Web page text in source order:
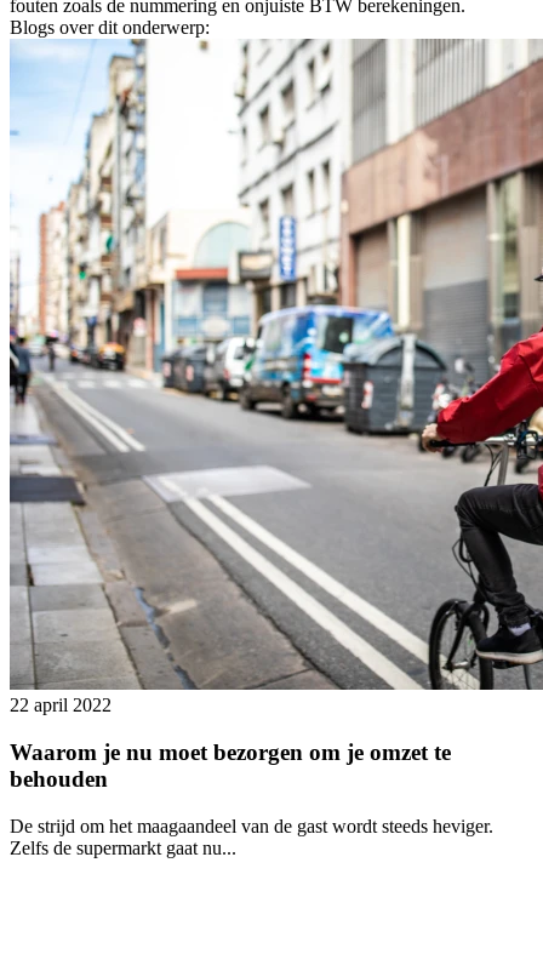
fouten zoals de nummering en onjuiste BTW berekeningen.
Blogs over dit onderwerp:
22 april 2022
Waarom je nu moet bezorgen om je omzet te
behouden
De strijd om het maagaandeel van de gast wordt steeds heviger.
Zelfs de supermarkt gaat nu...